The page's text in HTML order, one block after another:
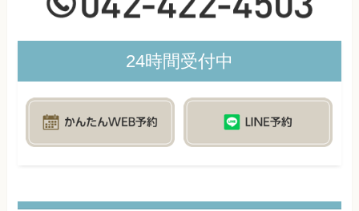
24時間受付中